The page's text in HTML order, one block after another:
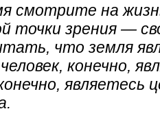
смотрите на
точки зрения —
что земля
конечно,
являетесь